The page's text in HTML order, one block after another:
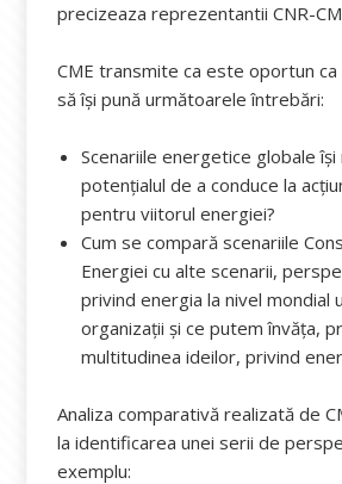
precizeaza reprezentantii CNR-
CME transmite ca este oportun
să își pună următoarele întrebări:
Scenariile energetice globale își
potențialul de a conduce la
pentru viitorul energiei?
Cum se compară scenariile
Energiei cu alte scenarii,
privind energia la nivel mondial
organizații și ce putem învăța,
multitudinea ideilor, privind
Analiza comparativă realizată de
la identificarea unei serii de
exemplu: